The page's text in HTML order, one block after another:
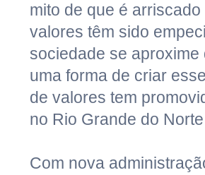
mito de que é
valores têm sido
sociedade se aproxime
uma forma de criar
de valores tem
no Rio Grande do
Com nova